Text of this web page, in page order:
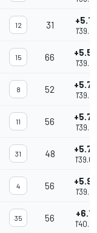
12 31
15 66
8 52
11 56
31 48
4 56
35 56